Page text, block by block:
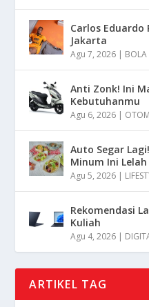
Carlos Eduardo
Jakarta
Agu 7, 2026 | BOLA
Anti Zonk! Ini
Kebutuhanmu
Agu 6, 2026 |
Auto Segar
Minum Ini
Agu 5, 2026 |
Rekomendasi
Kuliah
Agu 4, 2026 |
ARTIKEL TAG